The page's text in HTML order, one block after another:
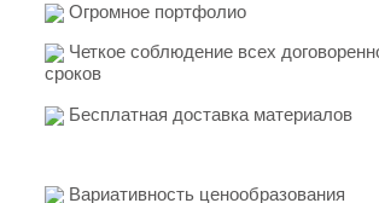
Огромное портфолио
Четкое соблюдение всех
сроков
Бесплатная доставка материалов
Вариативность ценообразования